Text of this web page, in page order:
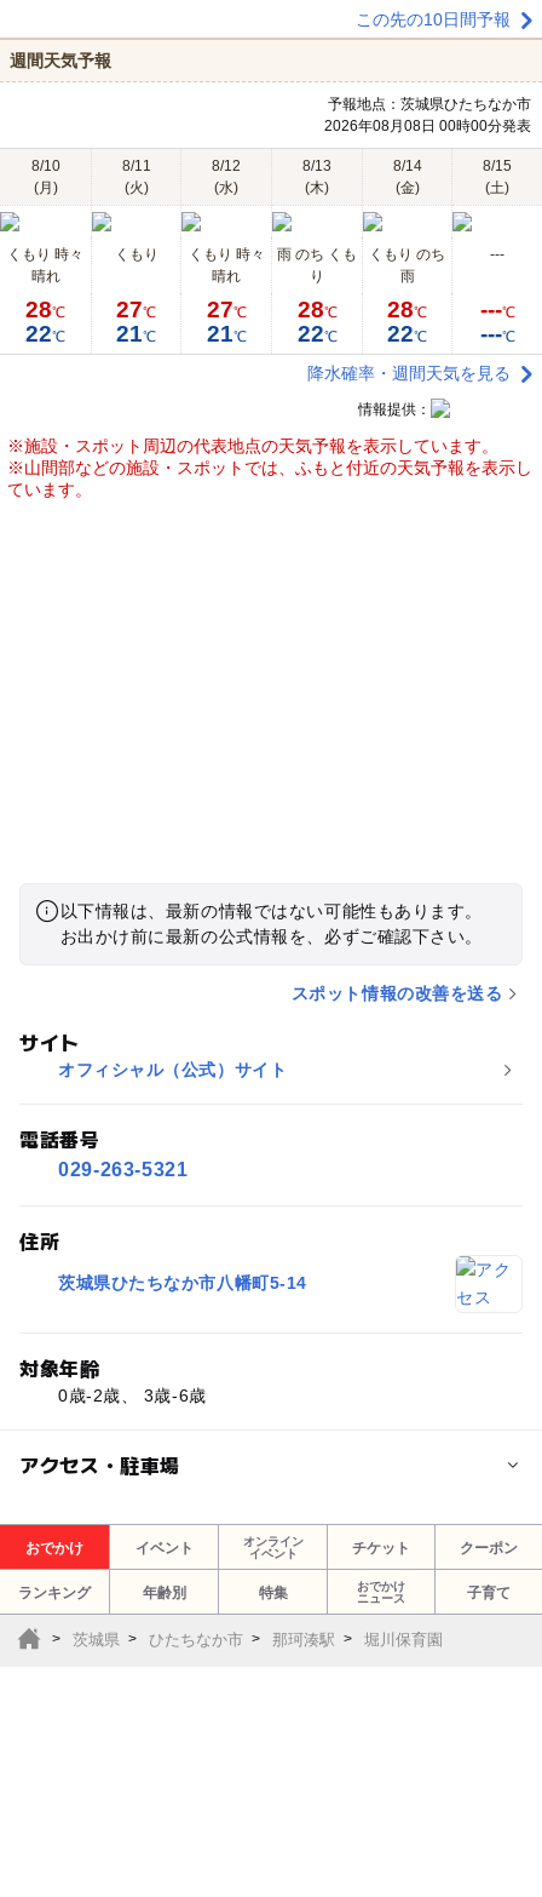
この先の10日間予報
週間天気予報
予報地点：茨城県ひたちなか市
2026年08月08日 00時00分発表
8/10
(月)
8/11
(火)
8/12
(水)
8/13
(木)
8/14
(金)
8/15
(土)
くもり 時々
晴れ
くもり
くもり 時々
晴れ
雨 のち くも
り
くもり のち
雨
---
28℃
22℃
27℃
21℃
27℃
21℃
28℃
22℃
28℃
22℃
---℃
---℃
降水確率・週間天気を見る
情報提供：
※施設・スポット周辺の代表地点の天気予報を表示しています。
※山間部などの施設・スポットでは、ふもと付近の天気予報を表示し
ています。
以下情報は、最新の情報ではない可能性もあります。
お出かけ前に最新の公式情報を、必ずご確認下さい。
スポット情報の改善を送る
サイト
オフィシャル（公式）サイト
電話番号
029-263-5321
住所
茨城県ひたちなか市八幡町5-14
対象年齢
0歳-2歳、 3歳-6歳
アクセス・駐車場
近くの駅
那珂湊駅
殿山駅
おでかけ イベント
オンライン
イベント
チケット クーポン
ランキング 年齢別 特集
おでかけ
ニュース
子育て
茨城県 ひたちなか市 那珂湊駅 堀川保育園